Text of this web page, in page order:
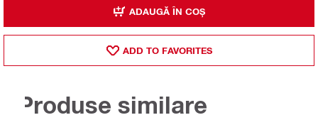
ADAUGĂ ÎN COȘ
ADD TO FAVORITES
Produse similare